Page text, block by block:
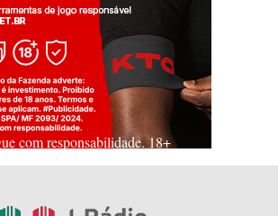
com responsabilidade. 18+